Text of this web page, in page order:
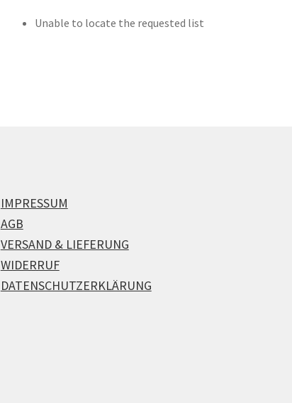
Unable to locate the requested list
IMPRESSUM
AGB
VERSAND & LIEFERUNG
WIDERRUF
DATENSCHUTZERKLÄRUNG